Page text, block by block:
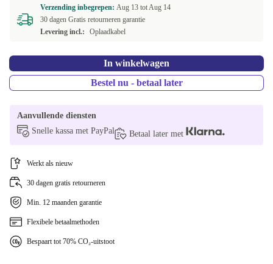
Verzending inbegrepen: Aug 13 totAug 14
30 dagen Gratis retourneren garantie
Levering incl.:
Oplaadkabel
In winkelwagen
Bestel nu - betaal later
Aanvullende diensten
Snelle kassa met PayPal
Betaal later met
Werkt als nieuw
30 dagen gratis retourneren
Min. 12 maanden garantie
Flexibele betaalmethoden
Bespaart tot 70% CO₂-uitstoot